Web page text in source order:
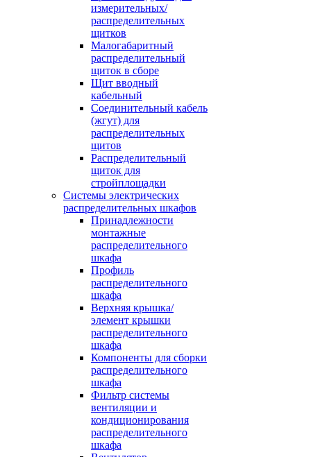
измерительных/
распределительных
щитков
Малогабаритный
распределительный
щиток в сборе
Щит вводный
кабельный
Соединительный кабель
(жгут) для
распределительных
щитов
Распределительный
щиток для
стройплощадки
Системы электрических
распределительных шкафов
Принадлежности
монтажные
распределительного
шкафа
Профиль
распределительного
шкафа
Верхняя крышка/
элемент крышки
распределительного
шкафа
Компоненты для сборки
распределительного
шкафа
Фильтр системы
вентиляции и
кондиционирования
распределительного
шкафа